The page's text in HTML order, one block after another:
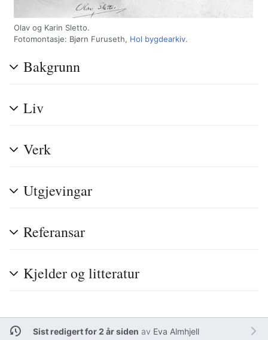
Olav og Karin Sletto.
Fotomontasje: Bjørn Furuseth, Hol bygdearkiv.
Bakgrunn
Liv
Verk
Utgjevingar
Referansar
Kjelder og litteratur
Sist redigert for 2 år siden av Eva Almhjell